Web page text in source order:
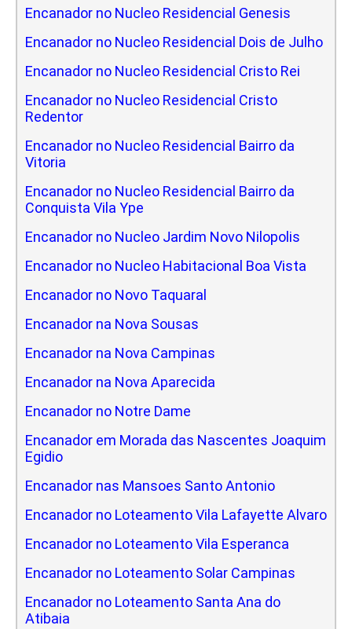
Encanador no Nucleo Residencial Genesis
Encanador no Nucleo Residencial Dois de Julho
Encanador no Nucleo Residencial Cristo Rei
Encanador no Nucleo Residencial Cristo
Redentor
Encanador no Nucleo Residencial Bairro da
Vitoria
Encanador no Nucleo Residencial Bairro da
Conquista Vila Ype
Encanador no Nucleo Jardim Novo Nilopolis
Encanador no Nucleo Habitacional Boa Vista
Encanador no Novo Taquaral
Encanador na Nova Sousas
Encanador na Nova Campinas
Encanador na Nova Aparecida
Encanador no Notre Dame
Encanador em Morada das Nascentes Joaquim
Egidio
Encanador nas Mansoes Santo Antonio
Encanador no Loteamento Vila Lafayette Alvaro
Encanador no Loteamento Vila Esperanca
Encanador no Loteamento Solar Campinas
Encanador no Loteamento Santa Ana do
Atibaia